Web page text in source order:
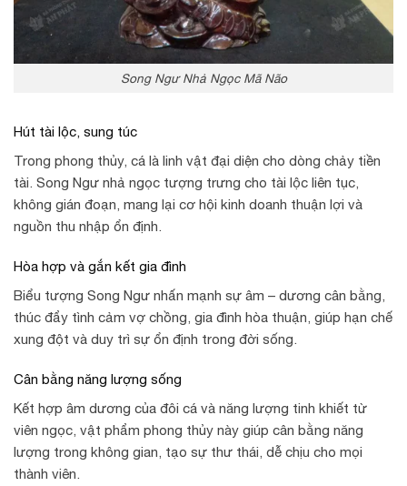
Song Ngư Nhả Ngọc Mã Não
Hút tài lộc, sung túc
Trong phong thủy, cá là linh vật đại diện cho dòng chảy tiền
tài. Song Ngư nhả ngọc tượng trưng cho tài lộc liên tục,
không gián đoạn, mang lại cơ hội kinh doanh thuận lợi và
nguồn thu nhập ổn định.
Hòa hợp và gắn kết gia đình
Biểu tượng Song Ngư nhấn mạnh sự âm – dương cân bằng,
thúc đẩy tình cảm vợ chồng, gia đình hòa thuận, giúp hạn chế
xung đột và duy trì sự ổn định trong đời sống.
Cân bằng năng lượng sống
Kết hợp âm dương của đôi cá và năng lượng tinh khiết từ
viên ngọc, vật phẩm phong thủy này giúp cân bằng năng
lượng trong không gian, tạo sự thư thái, dễ chịu cho mọi
thành viên.